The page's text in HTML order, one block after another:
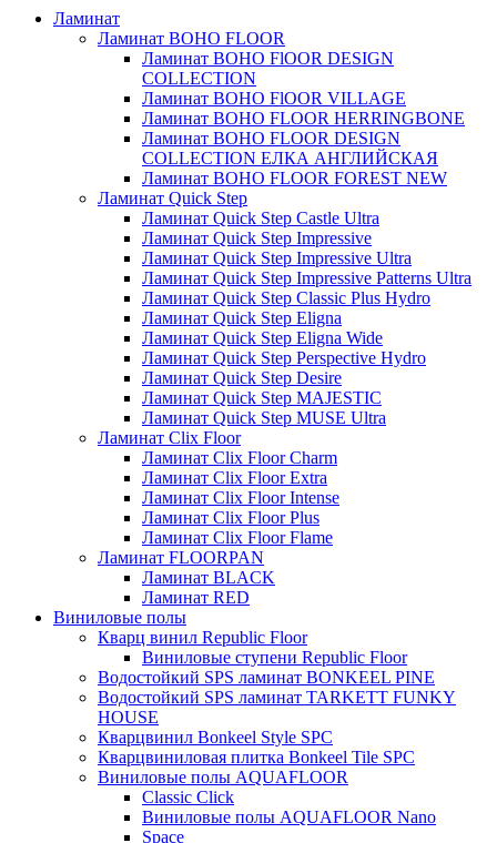
Ламинат
Ламинат BOHO FLOOR
Ламинат BOHO FlOOR DESIGN
COLLECTION
Ламинат BOHO FlOOR VILLAGE
Ламинат BOHO FLOOR HERRINGBONE
Ламинат BOHO FLOOR DESIGN
COLLECTION ЕЛКА АНГЛИЙСКАЯ
Ламинат BOHO FLOOR FOREST NEW
Ламинат Quick Step
Ламинат Quick Step Castle Ultra
Ламинат Quick Step Impressive
Ламинат Quick Step Impressive Ultra
Ламинат Quick Step Impressive Patterns Ultra
Ламинат Quick Step Classic Plus Hydro
Ламинат Quick Step Eligna
Ламинат Quick Step Eligna Wide
Ламинат Quick Step Perspective Hydro
Ламинат Quick Step Desire
Ламинат Quick Step MAJESTIC
Ламинат Quick Step MUSE Ultra
Ламинат Clix Floor
Ламинат Clix Floor Charm
Ламинат Clix Floor Extra
Ламинат Clix Floor Intense
Ламинат Clix Floor Plus
Ламинат Clix Floor Flame
Ламинат FLOORPAN
Ламинат BLACK
Ламинат RED
Виниловые полы
Кварц винил Republic Floor
Виниловые ступени Republic Floor
Водостойкий SPS ламинат BONKEEL PINE
Водостойкий SPS ламинат TARKETT FUNKY
HOUSE
Кварцвинил Bonkeel Style SPC
Кварцвиниловая плитка Bonkeel Tile SPC
Виниловые полы AQUAFLOOR
Classic Click
Виниловые полы AQUAFLOOR Nano
Space